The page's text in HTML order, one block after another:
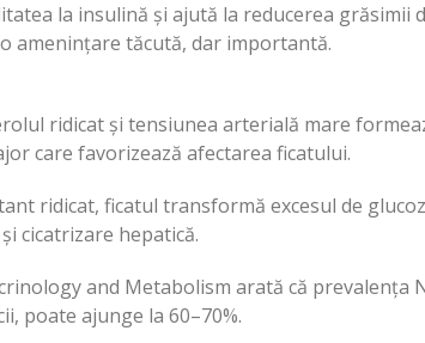
la insulină și ajută la reducerea grăsimii
amenințare tăcută, dar importantă.
ridicat și tensiunea arterială mare
care favorizează afectarea ficatului.
ridicat, ficatul transformă excesul de
cicatrizare hepatică.
and Metabolism arată că prevalența
poate ajunge la 60–70%.